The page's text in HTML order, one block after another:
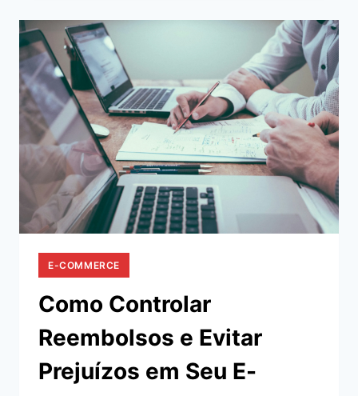
COMMERCE:
DO
BÁSICO
AO
AVANÇADO
E-COMMERCE
Como Controlar
Reembolsos e Evitar
Prejuízos em Seu E-